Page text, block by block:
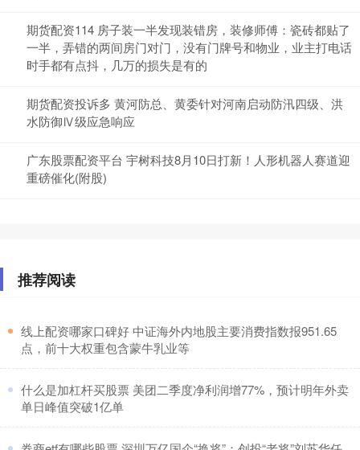
期货配资114 房子装一半发现装错房，装修师傅：瓷砖都贴了
一半，弄错的两间房门对门，没有门牌号和物业，业主打电话
时手都有点抖，几万的损失是有的
期货配资投诉多 黄河防总、黄委针对河南启动防汛四级、洪
水防御Ⅳ级应急响应
广东股票配资平台 宇树科技8月10日打新！人形机器人赛道迎
重磅催化(附股)
推荐阅读
​线上配资哪家口碑好 中证海外内地股主要消费指数报951.65
点，前十大权重包含蒙牛乳业等
​什么是加杠杆买股票 美团二季度净利润增77%，预计明年外卖
单日峰值突破1亿单